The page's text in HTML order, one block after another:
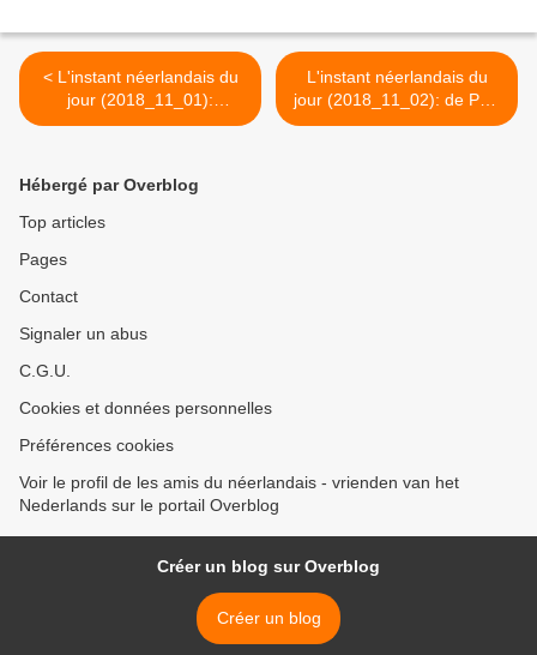
< L'instant néerlandais du
jour (2018_11_01):
Allerheiligen
L'instant néerlandais du
jour (2018_11_02): de PVV
>
Hébergé par Overblog
Top articles
Pages
Contact
Signaler un abus
C.G.U.
Cookies et données personnelles
Préférences cookies
Voir le profil de les amis du néerlandais - vrienden van het
Nederlands sur le portail Overblog
Créer un blog sur Overblog
Créer un blog